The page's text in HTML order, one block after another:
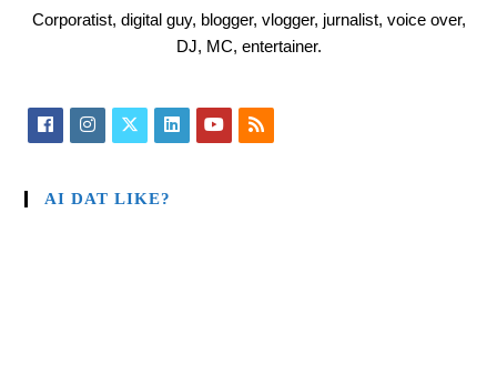
Corporatist, digital guy, blogger, vlogger, jurnalist, voice over,
DJ, MC, entertainer.
AI DAT LIKE?